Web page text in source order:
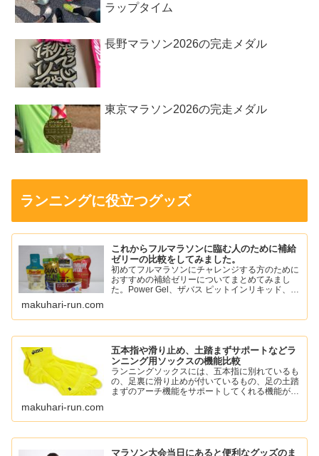
ラップタイム
長野マラソン2026の完走メダル
東京マラソン2026の完走メダル
ランニングに役立つグッズ
これからフルマラソンに臨む人のために補給
ゼリーの比較をしてみました。
初めてフルマラソンにチャレンジする方のために
おすすめの補給ゼリーについてまとめてみまし
た。Power Gel、ザバス ピットインリキッド、ア
など。
makuhari-run.com
五本指や滑り止め、土踏まずサポートなどラ
ンニング用ソックスの機能比較
ランニングソックスには、五本指に別れているも
の、足裏に滑り止めが付いているもの、足の土踏
まずのアーチ機能をサポートしてくれる機能がつ
を楽しみましょう。
makuhari-run.com
マラソン大会当日にあると便利なグッズのま